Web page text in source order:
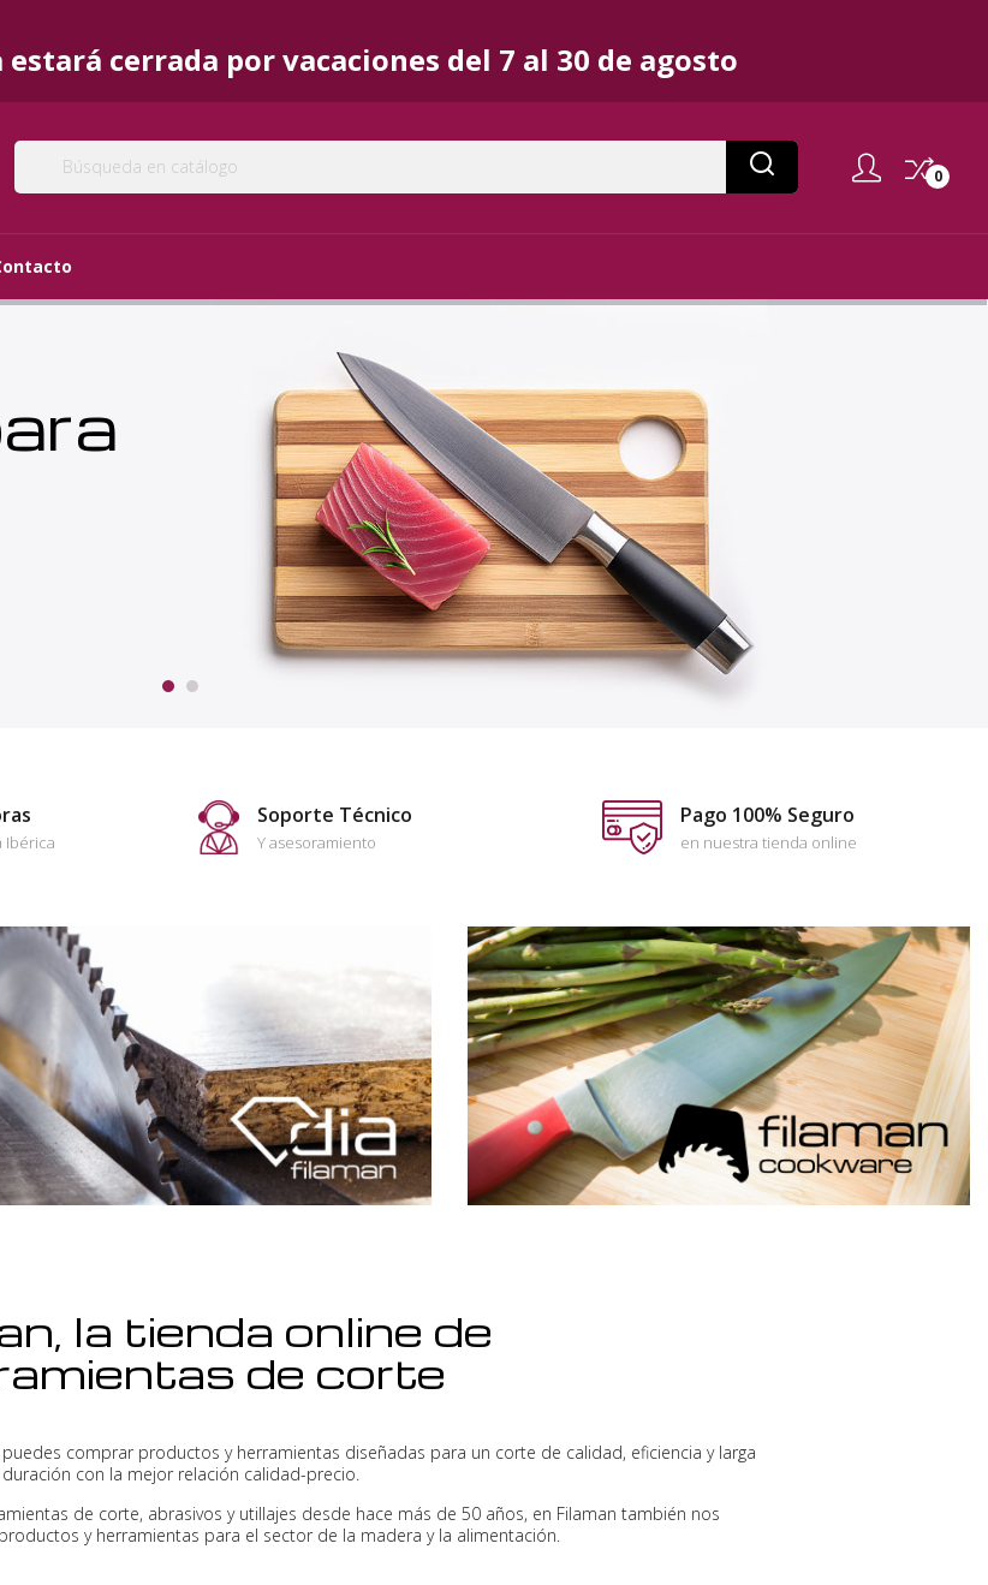
cerrada por vacaciones del 7 al 30 de agosto
0
Ibérica
Soporte Técnico
Y asesoramiento
Pago 100% Seguro
en nuestra tienda online
la tienda online de
de corte
comprar productos y herramientas diseñadas para un corte de calidad, eficiencia y larga
duración con la mejor relación calidad-precio.
de corte, abrasivos y utillajes desde hace más de 50 años, en Filaman también nos
y herramientas para el sector de la madera y la alimentación.